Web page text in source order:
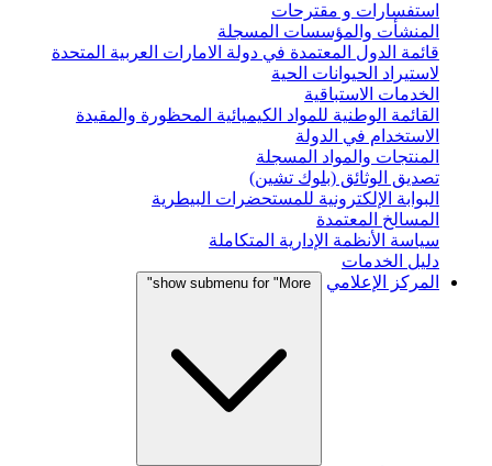
استفسارات و مقترحات
المنشأت والمؤسسات المسجلة
قائمة الدول المعتمدة في دولة الامارات العربية المتحدة
لاستيراد الحيوانات الحية
الخدمات الاستباقية
القائمة الوطنية للمواد الكيميائية المحظورة والمقيدة
الاستخدام في الدولة
المنتجات والمواد المسجلة
تصديق الوثائق (بلوك تشين)
البوابة الإلكترونية للمستحضرات البيطرية
المسالخ المعتمدة
سياسة الأنظمة الإدارية المتكاملة
دليل الخدمات
المركز الإعلامي
show submenu for "More"